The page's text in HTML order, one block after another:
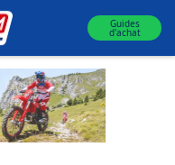
Guides
d'achat